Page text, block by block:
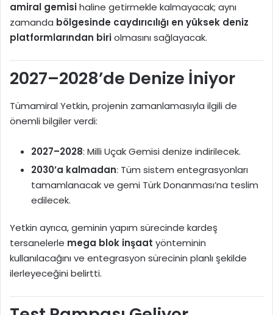
amiral gemisihaline getirmekle kalmayacak; aynı
zamanda bölgesinde caydırıcılığı en yüksek deniz
platformlarından biriolmasını sağlayacak.
2027–2028’de Denize İniyor
Tümamiral Yetkin, projenin zamanlamasıyla ilgili de
önemli bilgiler verdi:
2027–2028: Milli Uçak Gemisi denize indirilecek.
2030’a kalmadan: Tüm sistem entegrasyonları
tamamlanacak ve gemi Türk Donanması’na teslim
edilecek.
Yetkin ayrıca, geminin yapım sürecinde kardeş
tersanelerle mega blok inşaat yönteminin
kullanılacağını ve entegrasyon sürecinin planlı şekilde
ilerleyeceğini belirtti.